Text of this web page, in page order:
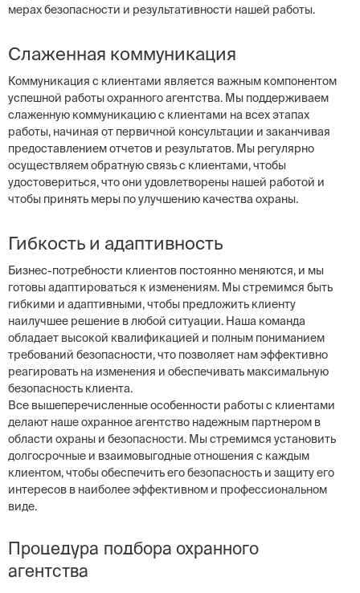
мерах безопасности и результативности нашей работы.
Слаженная коммуникация
Коммуникация с клиентами является важным компонентом
успешной работы охранного агентства. Мы поддерживаем
слаженную коммуникацию с клиентами на всех этапах
работы, начиная от первичной консультации и заканчивая
предоставлением отчетов и результатов. Мы регулярно
осуществляем обратную связь с клиентами, чтобы
удостовериться, что они удовлетворены нашей работой и
чтобы принять меры по улучшению качества охраны.
Гибкость и адаптивность
Бизнес-потребности клиентов постоянно меняются, и мы
готовы адаптироваться к изменениям. Мы стремимся быть
гибкими и адаптивными, чтобы предложить клиенту
наилучшее решение в любой ситуации. Наша команда
обладает высокой квалификацией и полным пониманием
требований безопасности, что позволяет нам эффективно
реагировать на изменения и обеспечивать максимальную
безопасность клиента.
Все вышеперечисленные особенности работы с клиентами
делают наше охранное агентство надежным партнером в
области охраны и безопасности. Мы стремимся установить
долгосрочные и взаимовыгодные отношения с каждым
клиентом, чтобы обеспечить его безопасность и защиту его
интересов в наиболее эффективном и профессиональном
виде.
Процедура подбора охранного
агентства